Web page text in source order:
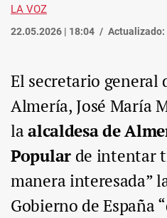
LA VOZ
22.05.2026 | 18:04 Actualizado:
El secretario general
Almería, José María
laalcaldesa de
Popular de intentar
manera interesada”
Gobierno de España